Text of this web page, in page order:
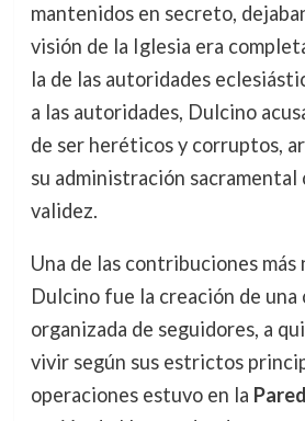
mantenidos en secreto,
visión de la Iglesia era
la de las autoridades
a las autoridades, Dulcino
de ser heréticos y corruptos,
su administración sacramental
validez.
Una de las contribuciones más
Dulcino fue la creación de una
organizada de seguidores, a
vivir según sus estrictos
operaciones estuvo en la